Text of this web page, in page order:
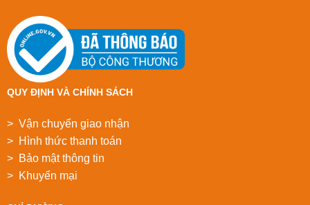
QUY ĐỊNH VÀ CHÍNH SÁCH
> Vận chuyển giao nhận
> Hình thức thanh toán
> Bảo mật thông tin
> Khuyển mại